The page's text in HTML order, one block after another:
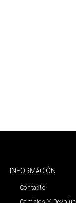
INFORMACIÓN
Contacto
Cambios Y